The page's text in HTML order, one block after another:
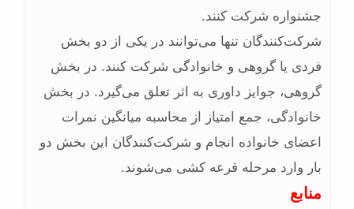
جشنواره شرکت کنند.
شرکت‌کنندگان تنها می‌توانند در یکی از دو بخش
فردی یا گروهی و خانوادگی شرکت کنند. در بخش
گروهی، جوایز داوری به اثر تعلق می‌گیرد. در بخش
خانوادگی، جمع امتیاز از محاسبه میانگین نمرات
اعضای خانواده انجام و شرکت‌کنندگان این بخش دو
بار وارد مرحله قرعه کشی می‌شوند.
منابع